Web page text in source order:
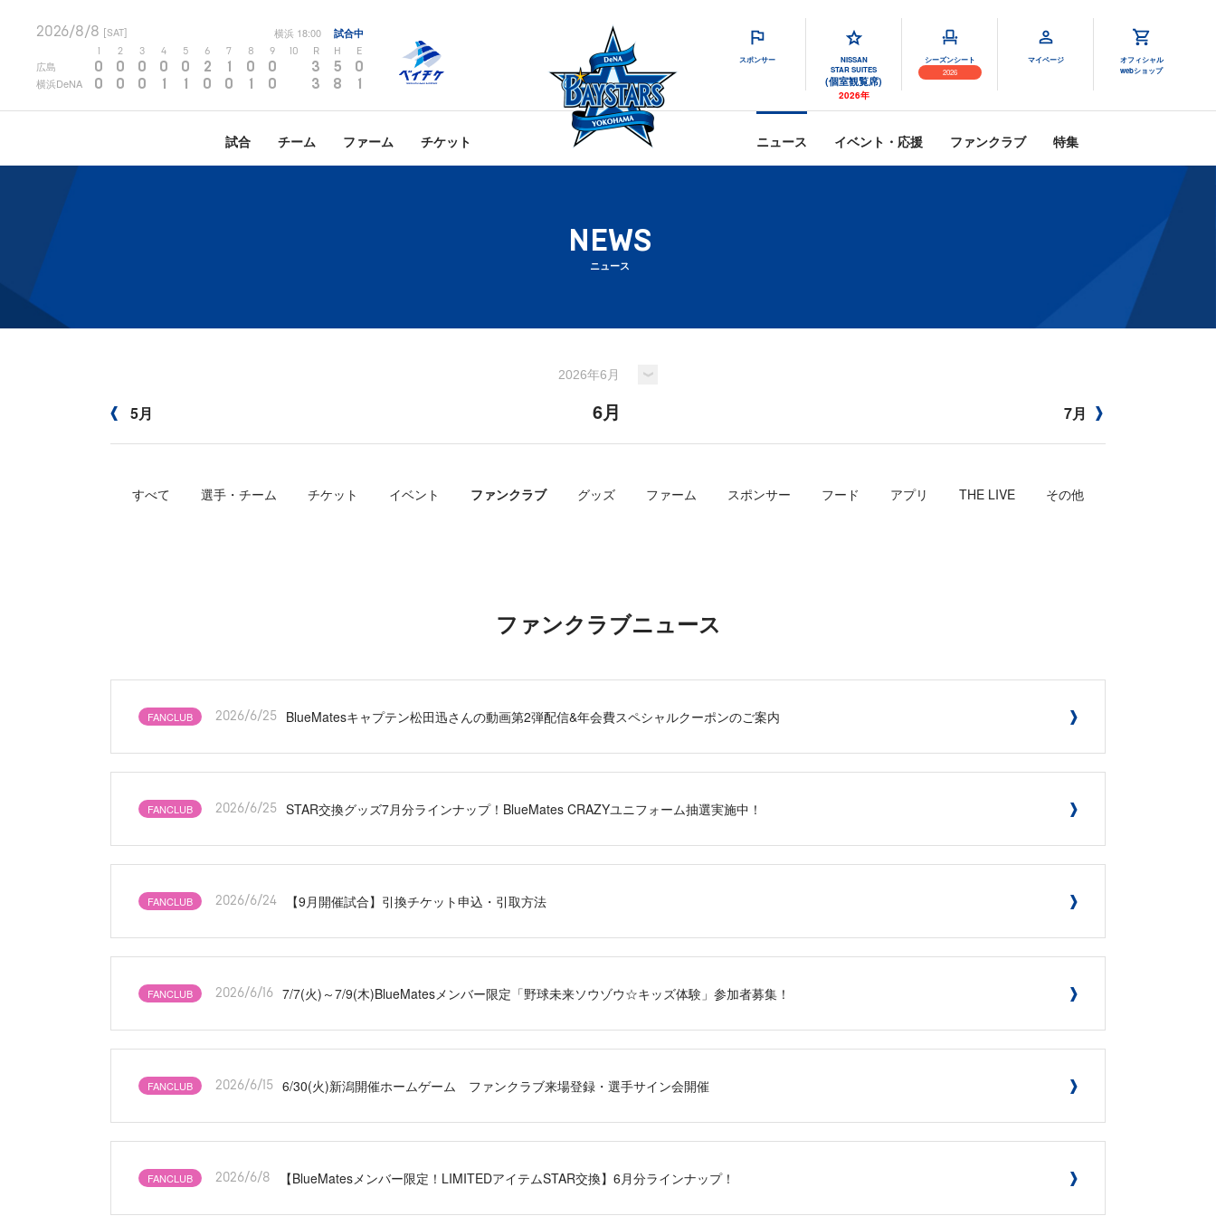
2026/8/8 [SAT] 横浜 18:00 試合中
2 3 4 5 6 7 8 9 10 R H E
広島 0 0 0 0 0 2 1 0 0 3 5 0
横浜DeNA 0 0 0 1 1 0 0 1 0 3 8 1
スポンサー
NISSAN
STAR SUITES
(個室観覧席)
2026年
シーズンシート
2026
マイページ
オフィシャル
webショップ
試合 チーム ファーム チケット ニュース イベント・応援 ファンクラブ 特集
NEWS
ニュース
5月 6月 7月
すべて 選手・チーム チケット イベント ファンクラブ グッズ ファーム スポンサー フード アプリ THE LIVE その他
ファンクラブニュース
FANCLUB 2026/6/25 BlueMatesキャプテン松田迅さんの動画第2弾配信&年会費スペシャルクーポンのご案内
FANCLUB 2026/6/25 STAR交換グッズ7月分ラインナップ！BlueMates CRAZYユニフォーム抽選実施中！
FANCLUB 2026/6/24 【9月開催試合】引換チケット申込・引取方法
FANCLUB 2026/6/16 7/7(火)～7/9(木)BlueMatesメンバー限定「野球未来ソウゾウ☆キッズ体験」参加者募集！
FANCLUB 2026/6/15 6/30(火)新潟開催ホームゲーム ファンクラブ来場登録・選手サイン会開催
FANCLUB 2026/6/8 【BlueMatesメンバー限定！LIMITEDアイテムSTAR交換】6月分ラインナップ！